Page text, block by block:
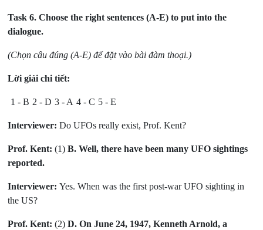
Task 6.Choose the right sentences (A-E) to put into the
dialogue.
(Chọn câu đúng (A-E) để đặt vào bài đàm thoại.)
Lời giải chi tiết:
1 - B 2 - D 3 - A 4 - C 5 - E
Interviewer: Do UFOs really exist, Prof. Kent?
Prof. Kent: (1)B. Well, there have been many UFO sightings
reported.
Interviewer: Yes. When was the first post-war UFO sighting in
the US?
Prof. Kent: (2)D. On June 24, 1947, Kenneth Arnold, a